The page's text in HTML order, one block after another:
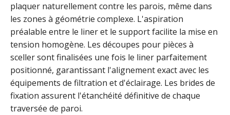
plaquer naturellement contre les parois, même dans
les zones à géométrie complexe. L'aspiration
préalable entre le liner et le support facilite la mise en
tension homogène. Les découpes pour pièces à
sceller sont finalisées une fois le liner parfaitement
positionné, garantissant l'alignement exact avec les
équipements de filtration et d'éclairage. Les brides de
fixation assurent l'étanchéité définitive de chaque
traversée de paroi.